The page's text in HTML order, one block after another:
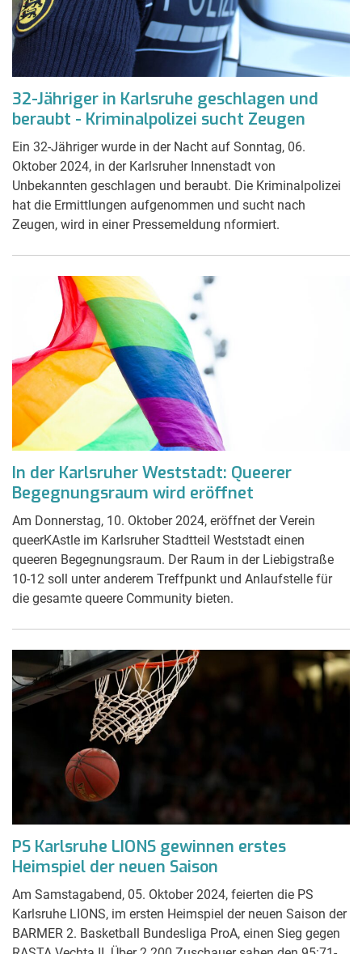
32-Jähriger in Karlsruhe geschlagen und
beraubt - Kriminalpolizei sucht Zeugen
Ein 32-Jähriger wurde in der Nacht auf Sonntag, 06.
Oktober 2024, in der Karlsruher Innenstadt von
Unbekannten geschlagen und beraubt. Die Kriminalpolizei
hat die Ermittlungen aufgenommen und sucht nach
Zeugen, wird in einer Pressemeldung nformiert.
In der Karlsruher Weststadt: Queerer
Begegnungsraum wird eröffnet
Am Donnerstag, 10. Oktober 2024, eröffnet der Verein
queerKAstle im Karlsruher Stadtteil Weststadt einen
queeren Begegnungsraum. Der Raum in der Liebigstraße
10-12 soll unter anderem Treffpunkt und Anlaufstelle für
die gesamte queere Community bieten.
PS Karlsruhe LIONS gewinnen erstes
Heimspiel der neuen Saison
Am Samstagabend, 05. Oktober 2024, feierten die PS
Karlsruhe LIONS, im ersten Heimspiel der neuen Saison der
BARMER 2. Basketball Bundesliga ProA, einen Sieg gegen